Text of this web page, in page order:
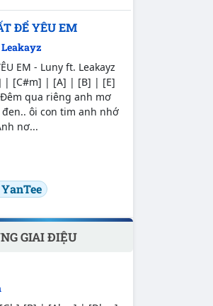
ĐỂ YÊU EM
EM - Luny ft. Leakayz
| [C#m] | [A] | [B] | [E]
qua riêng anh mơ
ôi con tim anh nhớ
nơ...
YanTee
GIAI ĐIỆU